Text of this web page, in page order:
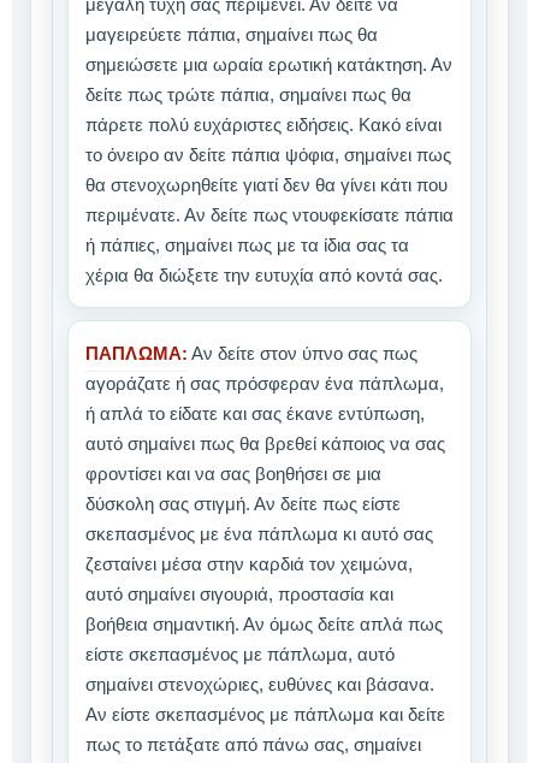
μεγάλη τύχη σας περιμένει. Αν δείτε να
μαγειρεύετε πάπια, σημαίνει πως θα
σημειώσετε μια ωραία ερωτική κατάκτηση. Αν
δείτε πως τρώτε πάπια, σημαίνει πως θα
πάρετε πολύ ευχάριστες ειδήσεις. Κακό είναι
το όνειρο αν δείτε πάπια ψόφια, σημαίνει πως
θα στενοχωρηθείτε γιατί δεν θα γίνει κάτι που
περιμένατε. Αν δείτε πως ντουφεκίσατε πάπια
ή πάπιες, σημαίνει πως με τα ίδια σας τα
χέρια θα διώξετε την ευτυχία από κοντά σας.
ΠΑΠΛΩΜΑ: Αν δείτε στον ύπνο σας πως
αγοράζατε ή σας πρόσφεραν ένα πάπλωμα,
ή απλά το είδατε και σας έκανε εντύπωση,
αυτό σημαίνει πως θα βρεθεί κάποιος να σας
φροντίσει και να σας βοηθήσει σε μια
δύσκολη σας στιγμή. Αν δείτε πως είστε
σκεπασμένος με ένα πάπλωμα κι αυτό σας
ζεσταίνει μέσα στην καρδιά τον χειμώνα,
αυτό σημαίνει σιγουριά, προστασία και
βοήθεια σημαντική. Αν όμως δείτε απλά πως
είστε σκεπασμένος με πάπλωμα, αυτό
σημαίνει στενοχώριες, ευθύνες και βάσανα.
Αν είστε σκεπασμένος με πάπλωμα και δείτε
πως το πετάξατε από πάνω σας, σημαίνει